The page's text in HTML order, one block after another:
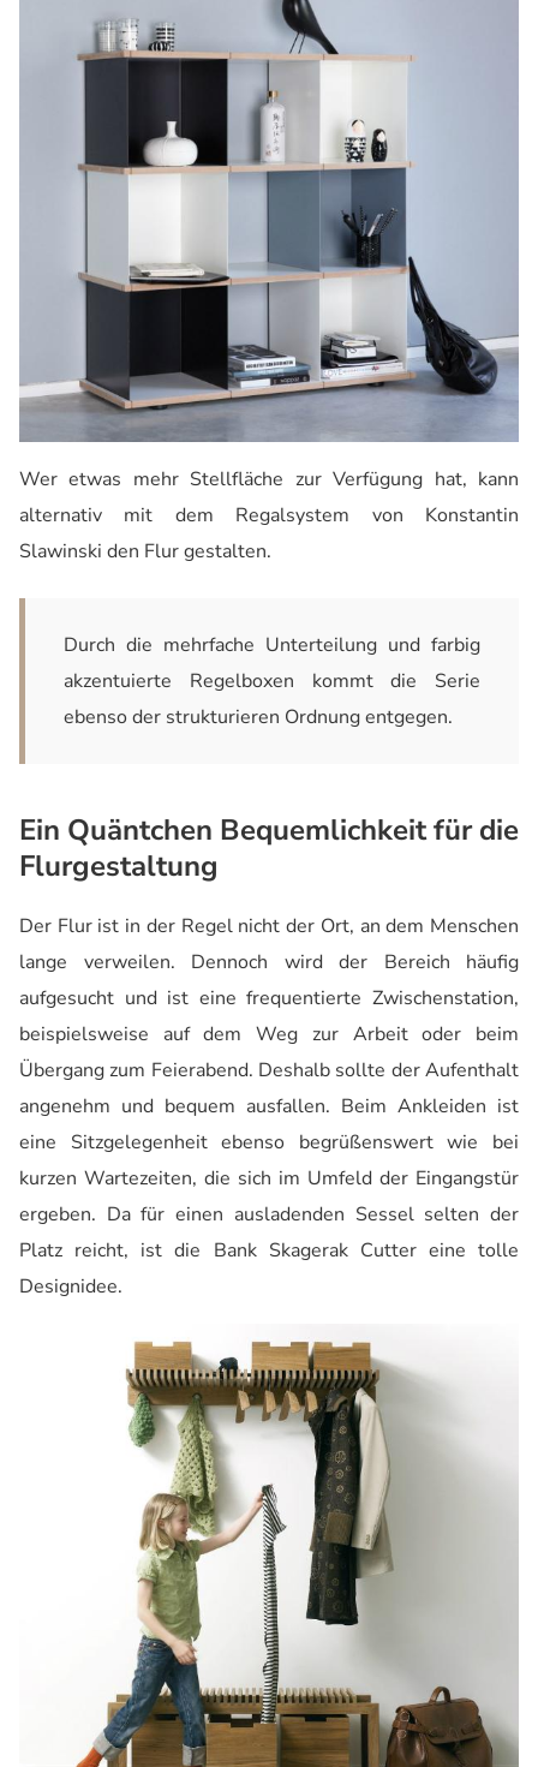
Wer etwas mehr Stellfläche zur Verfügung hat, kann
alternativ mit dem Regalsystem von Konstantin
Slawinski den Flur gestalten.
Durch die mehrfache Unterteilung und farbig
akzentuierte Regelboxen kommt die Serie
ebenso der strukturieren Ordnung entgegen.
Ein Quäntchen Bequemlichkeit für die
Flurgestaltung
Der Flur ist in der Regel nicht der Ort, an dem Menschen
lange verweilen. Dennoch wird der Bereich häufig
aufgesucht und ist eine frequentierte Zwischenstation,
beispielsweise auf dem Weg zur Arbeit oder beim
Übergang zum Feierabend. Deshalb sollte der Aufenthalt
angenehm und bequem ausfallen. Beim Ankleiden ist
eine Sitzgelegenheit ebenso begrüßenswert wie bei
kurzen Wartezeiten, die sich im Umfeld der Eingangstür
ergeben. Da für einen ausladenden Sessel selten der
Platz reicht, ist die Bank Skagerak Cutter eine tolle
Designidee.